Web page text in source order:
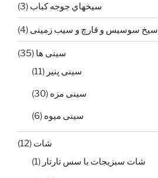
سيخهاي جوجه كباب (3)
سیخ سوسیس و قارچ و سیب زمینی (4)
سینی ها (35)
سينی پنير (11)
سينی مزه (30)
سینی میوه (6)
شات (12)
شات سبزيجات با سس تارتار (1)